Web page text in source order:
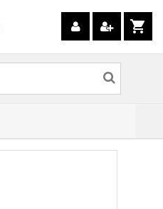
shopping_cart